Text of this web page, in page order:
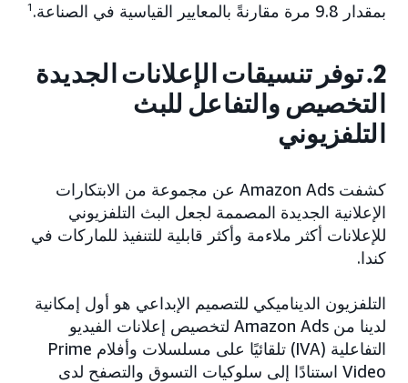
بمقدار 9.8 مرة مقارنةً بالمعايير القياسية في الصناعة.
1
2. توفر تنسيقات الإعلانات الجديدة
التخصيص والتفاعل للبث
التلفزيوني
كشفت Amazon Ads عن مجموعة من الابتكارات
الإعلانية الجديدة المصممة لجعل البث التلفزيوني
للإعلانات أكثر ملاءمة وأكثر قابلية للتنفيذ للماركات في
كندا.
التلفزيون الديناميكي للتصميم الإبداعي هو أول إمكانية
لدينا من Amazon Ads لتخصيص إعلانات الفيديو
التفاعلية (IVA) تلقائيًا على مسلسلات وأفلام Prime
Video استنادًا إلى سلوكيات التسوق والتصفح لدى